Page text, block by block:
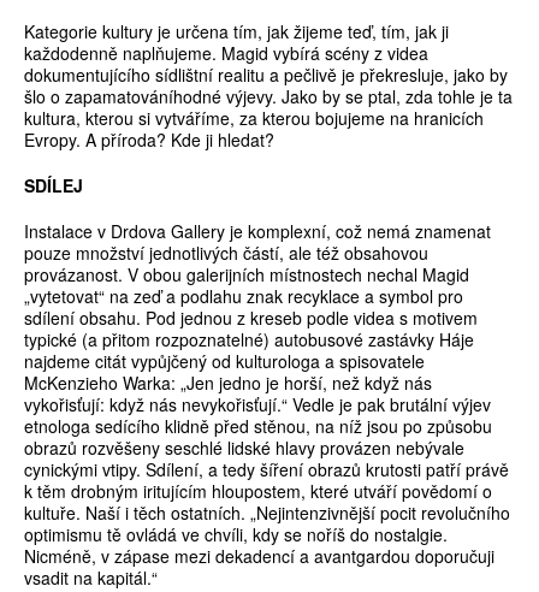
Kategorie kultury je určena tím, jak žijeme teď, tím, jak ji
každodenně naplňujeme. Magid vybírá scény z videa
dokumentujícího sídlištní realitu a pečlivě je překresluje, jako by
šlo o zapamatováníhodné výjevy. Jako by se ptal, zda tohle je ta
kultura, kterou si vytváříme, za kterou bojujeme na hranicích
Evropy. A příroda? Kde ji hledat?
SDÍLEJ
Instalace v Drdova Gallery je komplexní, což nemá znamenat
pouze množství jednotlivých částí, ale též obsahovou
provázanost. V obou galerijních místnostech nechal Magid
„vytetovat“ na zeď a podlahu znak recyklace a symbol pro
sdílení obsahu. Pod jednou z kreseb podle videa s motivem
typické (a přitom rozpoznatelné) autobusové zastávky Háje
najdeme citát vypůjčený od kulturologa a spisovatele
McKenzieho Warka: „Jen jedno je horší, než když nás
vykořisťují: když nás nevykořisťují.“ Vedle je pak brutální výjev
etnologa sedícího klidně před stěnou, na níž jsou po způsobu
obrazů rozvěšeny seschlé lidské hlavy provázen nebývale
cynickými vtipy. Sdílení, a tedy šíření obrazů krutosti patří právě
k těm drobným iritujícím hloupostem, které utváří povědomí o
kultuře. Naší i těch ostatních. „Nejintenzivnější pocit revolučního
optimismu tě ovládá ve chvíli, kdy se noříš do nostalgie.
Nicméně, v zápase mezi dekadencí a avantgardou doporučuji
vsadit na kapitál.“